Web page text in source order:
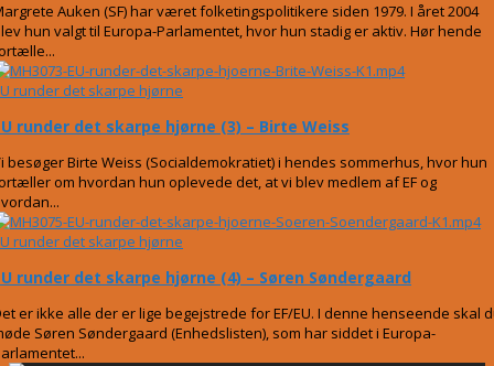
Auken (SF) har været folketingspolitikere siden 1979. I året 2004
hun valgt til Europa-Parlamentet, hvor hun stadig er aktiv. Hør hende
runder det skarpe hjørne
runder det skarpe hjørne (3) – Birte Weiss
besøger Birte Weiss (Socialdemokratiet) i hendes sommerhus, hvor hun
om hvordan hun oplevede det, at vi blev medlem af EF og
runder det skarpe hjørne
runder det skarpe hjørne (4) – Søren Søndergaard
er ikke alle der er lige begejstrede for EF/EU. I denne henseende skal
Søren Søndergaard (Enhedslisten), som har siddet i Europa-